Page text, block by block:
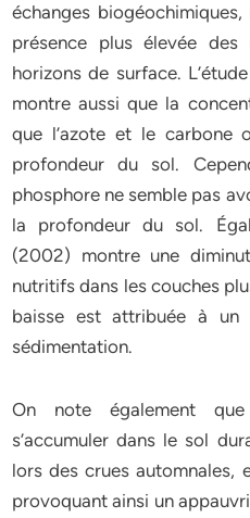
échanges
présence plus élevée des
horizons de surface.
montre aussi que la
que l’azote et le carbone
profondeur du sol.
phosphore ne semble pas
la profondeur du sol.
(2002) montre une
nutritifs dans les couches
baisse est attribuée à un
sédimentation.
On note également
s’accumuler dans le sol
lors des crues automnales,
provoquant ainsi un